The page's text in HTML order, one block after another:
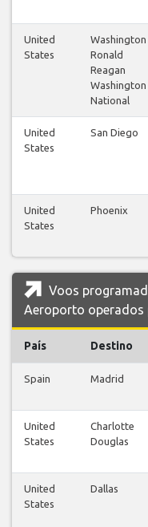
United
States
Washington
Ronald
Reagan
Washington
National
United
States
San Diego
United
States
Phoenix
Voos
Aeroporto operados
País Destino
Spain Madrid
United
States
Charlotte
Douglas
United
States
Dallas